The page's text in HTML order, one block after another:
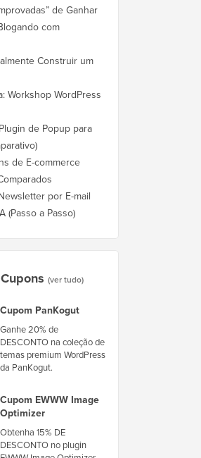
de Ganhar
com
Construir um
Workshop WordPress
de Popup para
de E-commerce
por E-mail
(Passo a Passo)
(ver tudo)
Cupom PanKogut
Ganhe 20% de
DESCONTO na coleção de
temas premium WordPress
da PanKogut.
Cupom EWWW Image
Optimizer
Obtenha 15% DE
DESCONTO no plugin